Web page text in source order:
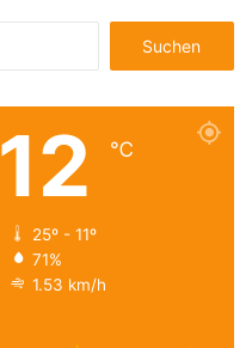
nach:
12 ℃
25º - 11º
71%
1.53 km/h